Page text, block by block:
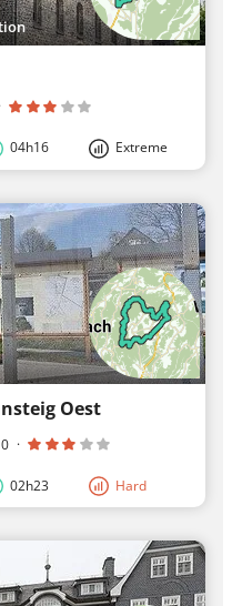
·
04h16 Extreme
Oest
0 ·
02h23 Hard